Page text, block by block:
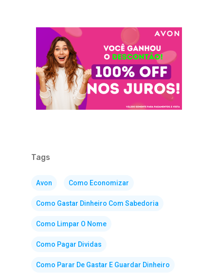
Tags
Avon Como Economizar
Como Gastar Dinheiro Com Sabedoria
Como Limpar O Nome
Como Pagar Dividas
Como Parar De Gastar E Guardar Dinheiro